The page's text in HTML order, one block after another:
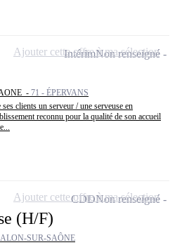
- 71 - ÉPERVANS
clients un serveur / une serveuse en
reconnu pour la qualité de son accueil
IntérimNon renseigné
Ajouter cette offre à ma sélection
(H/F)
SUR-SAÔNE
CDDNon renseigné
Ajouter cette offre à ma sélection